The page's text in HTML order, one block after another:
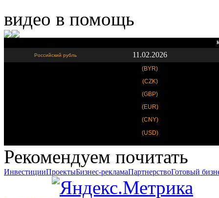
видео в помощь
Российский рубль 11.02.2026
(BYR)
(CZK)
(GBP)
(EUR)
(CNY)
(USD)
Рекомендуем почитать
ИнвестицииПроектыБизнес-рекламаПартнерствоГотовый